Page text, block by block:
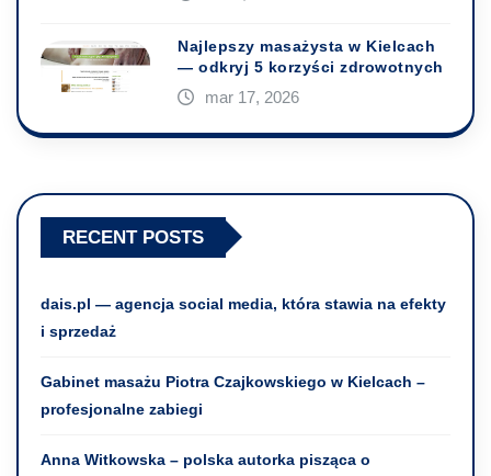
Najlepszy masażysta w Kielcach
— odkryj 5 korzyści zdrowotnych
mar 17, 2026
RECENT POSTS
dais.pl — agencja social media, która stawia na efekty
i sprzedaż
Gabinet masażu Piotra Czajkowskiego w Kielcach –
profesjonalne zabiegi
Anna Witkowska – polska autorka pisząca o